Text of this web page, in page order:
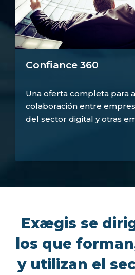
Confiance 360
Una oferta completa para
colaboración entre
del sector digital y otras
Exægis se
los que
y utilizan el